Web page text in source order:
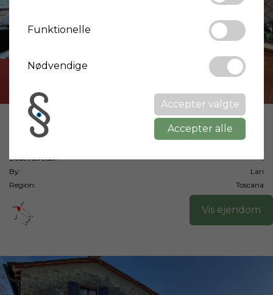
109.000 €
Boligareal:
Badeværelser:
1
By:
Lari
Region:
Toscana
Vis ejendom
Funktionelle
Nødvendige
Accepter valgte
Accepter alle